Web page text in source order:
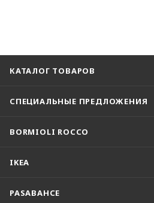
КАТАЛОГ ТОВАРОВ
СПЕЦИАЛЬНЫЕ ПРЕДЛОЖЕНИЯ
BORMIOLI ROCCO
IKEA
PASABAHCE